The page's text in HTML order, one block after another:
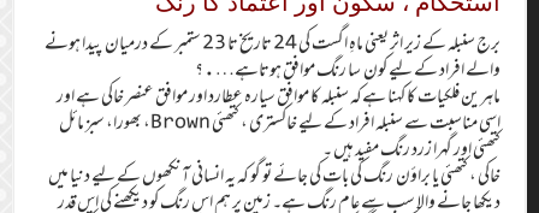
برج سنبلہ کے زیر اثر یعنی ماہِ اگست کی 24 تاریخ تا 23 ستمبر کے درمیان پیدا ہونے
والے افراد کے لیے کون سا رنگ موافق ہوتاہے….؟
ماہرین فلکیات کا کہنا ہےکہ سنبلہ کا موافق سیارہ عطارد اور موافق عنصر خاکی ہے اور
اسی مناسبت سے سنبلہ افراد کے لیے خاکستری ، کتھئی Brown، بھورا، سبز مائل
کتھئی اور گہرا زرد رنگ مفید ہیں ۔
خاکی ، کتھئی یا براؤن رنگ کی بات کی جائے تو گو کہ یہ انسانی آنکھوں کے لیے دنیا میں
دیکھا جانے والا سب سے عام رنگ ہے۔ زمین پر ہم اس رنگ کو دیکھنے کی اس قدر